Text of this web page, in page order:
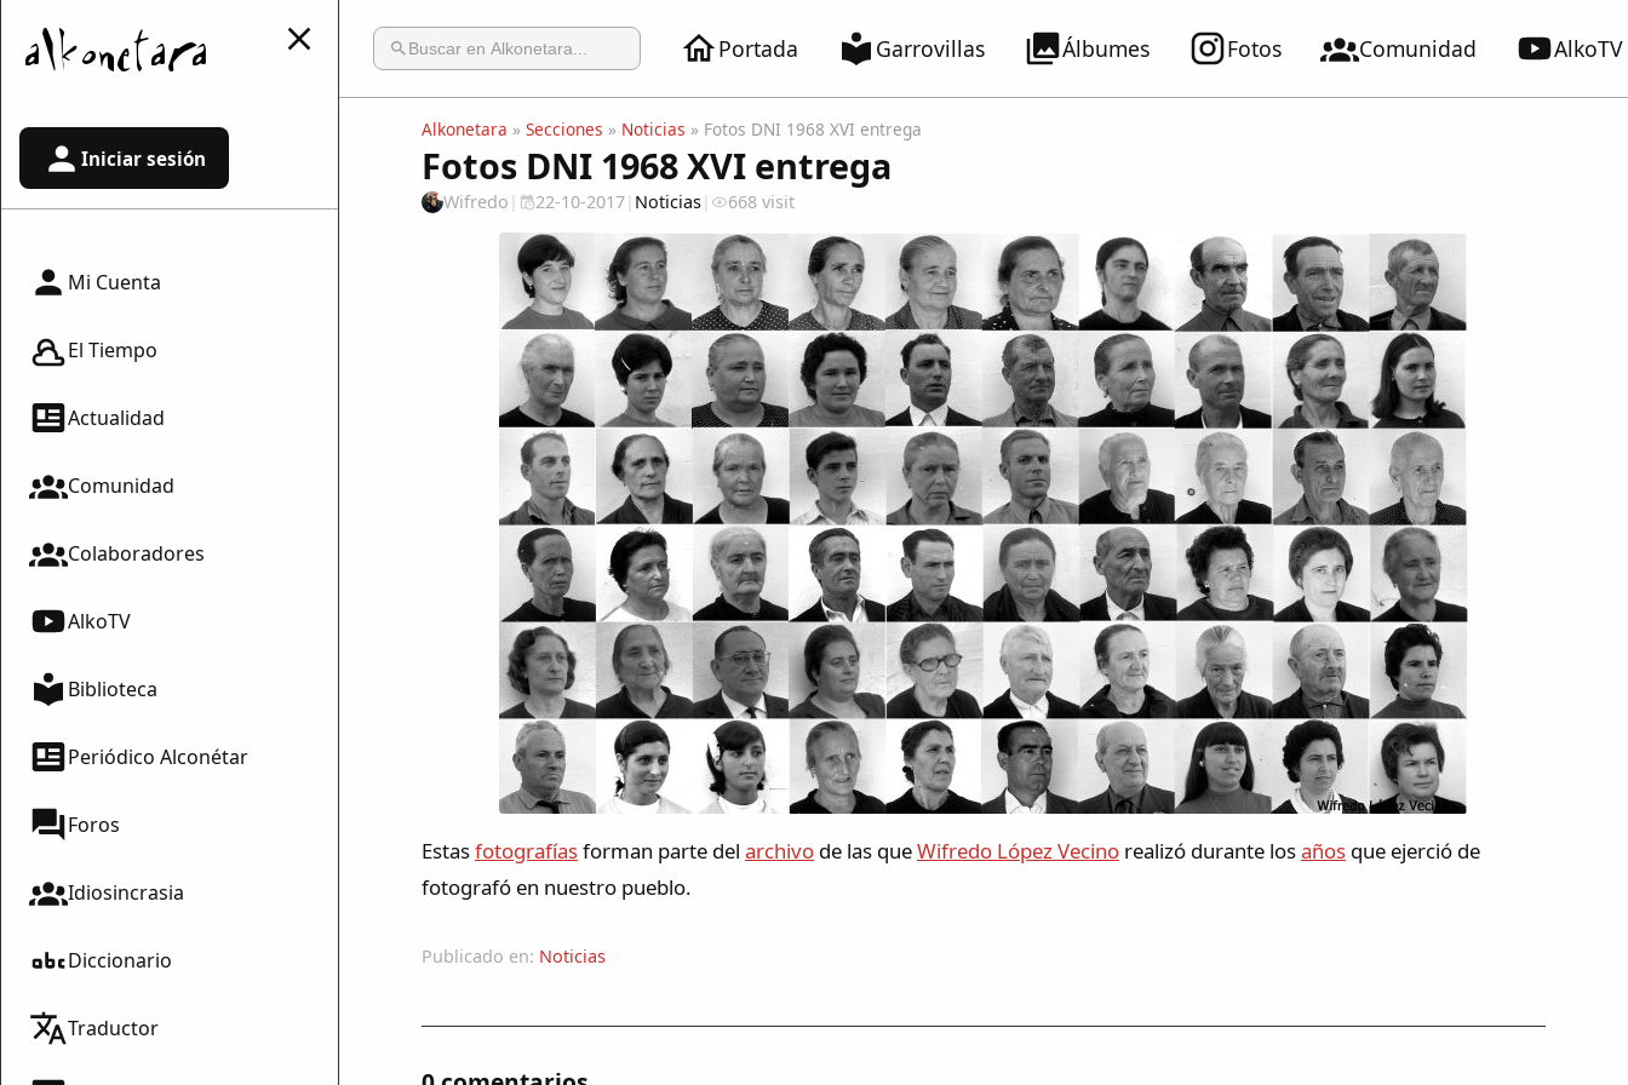
Portada Garrovillas Álbumes Fotos Comunidad AlkoTV
Iniciar sesión
Mi Cuenta
El Tiempo
Actualidad
Comunidad
Colaboradores
AlkoTV
Biblioteca
Periódico Alconétar
Foros
Idiosincrasia
Diccionario
Traductor
Alkonetara » Secciones » Noticias » Fotos DNI 1968 XVI entrega
Fotos DNI 1968 XVI entrega
Wifredo | 22-10-2017| Noticias| 668 visit
Estasfotografíasforman parte del archivo de las queWifredo López Vecino realizó durante losaños que ejerció de
fotografó en nuestro pueblo.
Publicado en: Noticias